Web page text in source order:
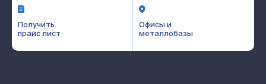
Получить
прайс лист
Офисы и
металлобазы